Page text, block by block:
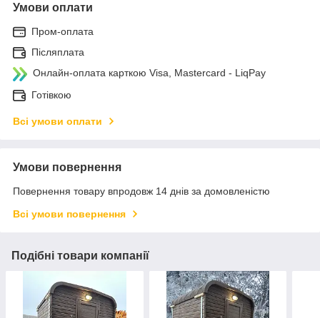
Умови оплати
Пром-оплата
Післяплата
Онлайн-оплата карткою Visa, Mastercard - LiqPay
Готівкою
Всі умови оплати
Умови повернення
Повернення товару впродовж 14 днів за домовленістю
Всі умови повернення
Подібні товари компанії